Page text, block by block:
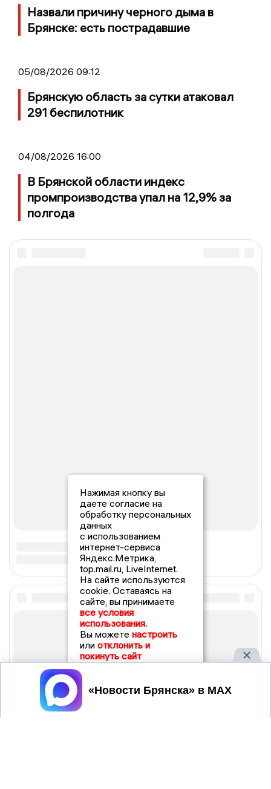
Назвали причину черного дыма в
Брянске: есть пострадавшие
05/08/2026 09:12
Брянскую область за сутки атаковал
291 беспилотник
04/08/2026 16:00
В Брянской области индекс
промпроизводства упал на 12,9% за
полгода
Нажимая кнопку вы
даете согласие на
обработку персональных
данных
с использованием
интернет-сервиса
Яндекс.Метрика,
top.mail.ru, LiveInternet.
На сайте используются
cookie. Оставаясь на
сайте, вы принимаете
все условия
использования.
Вы можете настроить
или отклонить и
покинуть сайт
Принять